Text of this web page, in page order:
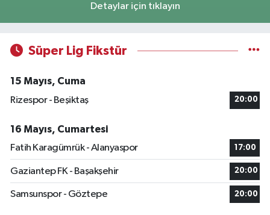
Detaylar için tıklayın
Süper Lig Fikstür
15 Mayıs, Cuma
Rizespor - Beşiktaş
20:00
16 Mayıs, Cumartesi
Fatih Karagümrük - Alanyaspor
17:00
Gaziantep FK - Başakşehir 20:00
Samsunspor - Göztepe 20:00